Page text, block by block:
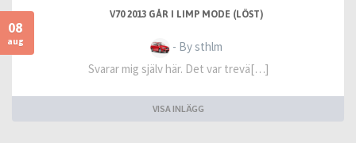
08
aug
V70 2013 GÅR I LIMP MODE (LÖST)
- By sthlm
Svarar mig själv här. Det var trevä[…]
VISA INLÄGG